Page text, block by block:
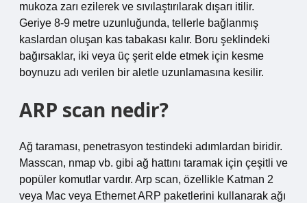
mukoza zarı ezilerek ve sıvılaştırılarak dışarı itilir.
Geriye 8-9 metre uzunluğunda, tellerle bağlanmış
kaslardan oluşan kas tabakası kalır. Boru şeklindeki
bağırsaklar, iki veya üç şerit elde etmek için kesme
boynuzu adı verilen bir aletle uzunlamasına kesilir.
ARP scan nedir?
Ağ taraması, penetrasyon testindeki adımlardan biridir.
Masscan, nmap vb. gibi ağ hattını taramak için çeşitli ve
popüler komutlar vardır. Arp scan, özellikle Katman 2
veya Mac veya Ethernet ARP paketlerini kullanarak ağı